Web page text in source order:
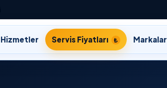
Hizmetler Servis Fiyatları Markalar